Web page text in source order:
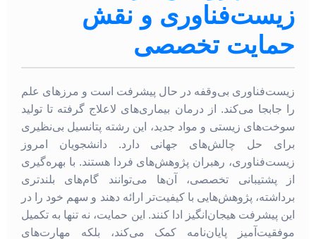
زیست‌فناوری و نقش
حمایت تخصصی
زیست‌فناوری بی‌وقفه در حال پیشرفت است و مرزهای علم
را جابجا می‌کند. از درمان بیماری‌های لاعلاج گرفته تا تولید
سوخت‌های زیستی و مواد جدید، این رشته پتانسیل بی‌نظیری
برای حل چالش‌های جهانی دارد. دانشجویان امروز
زیست‌فناوری، رهبران پژوهش‌های فردا هستند. با بهره‌گیری
از پشتیبانی تخصصی، آن‌ها می‌توانند گام‌های بلندتری
برداشته، پژوهش‌هایی با کیفیت‌تر ارائه دهند و سهم خود را در
این پیشرفت هیجان‌انگیز ادا کنند. این حمایت، نه تنها به تکمیل
موفقیت‌آمیز پایان‌نامه کمک می‌کند، بلکه مهارت‌های